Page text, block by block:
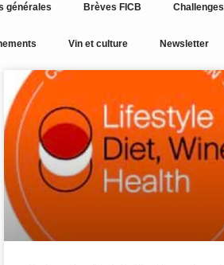
générales Brèves FICB Challenges
Vin et culture Newsletter